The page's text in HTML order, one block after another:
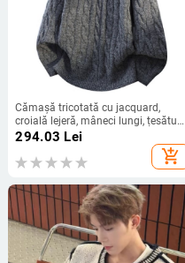
Cămașă tricotată cu jacquard,
croială lejeră, mâneci lungi, țesătură
groasă, amestec sintetic poliester
294.03 Lei
add_shopping_cart